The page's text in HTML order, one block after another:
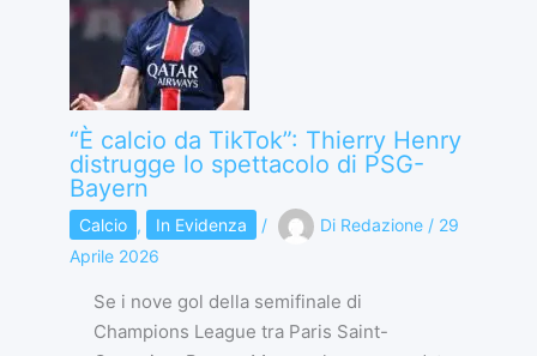
“È calcio da TikTok”: Thierry Henry
distrugge lo spettacolo di PSG-
Bayern
Calcio , In Evidenza / Di Redazione / 29
Aprile 2026
Se i nove gol della semifinale di
Champions League tra Paris Saint-